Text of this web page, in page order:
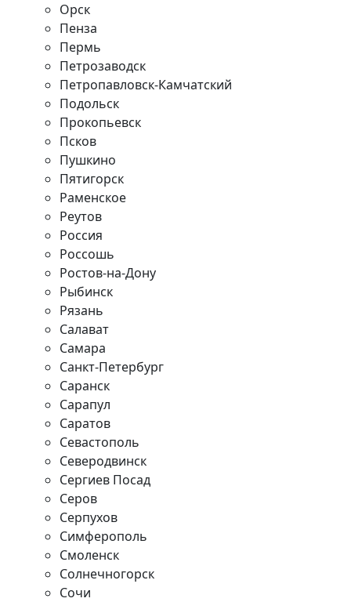
Орск
Пенза
Пермь
Петрозаводск
Петропавловск-Камчатский
Подольск
Прокопьевск
Псков
Пушкино
Пятигорск
Раменское
Реутов
Россия
Россошь
Ростов-на-Дону
Рыбинск
Рязань
Салават
Самара
Санкт-Петербург
Саранск
Сарапул
Саратов
Севастополь
Северодвинск
Сергиев Посад
Серов
Серпухов
Симферополь
Смоленск
Солнечногорск
Сочи